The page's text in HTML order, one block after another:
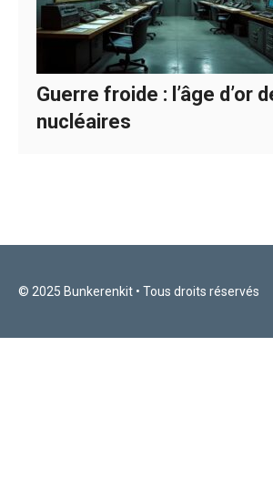
Guerre froide : l’âge d’or
nucléaires
© 2025 Bunkerenkit • Tous droits réservés